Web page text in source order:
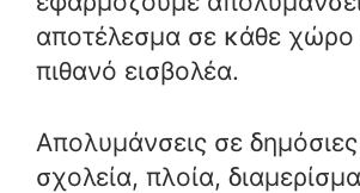
αποτέλεσμα σε κάθε χώρο
πιθανό εισβολέα.
Απολυμάνσεις σε
σχολεία, πλοία,